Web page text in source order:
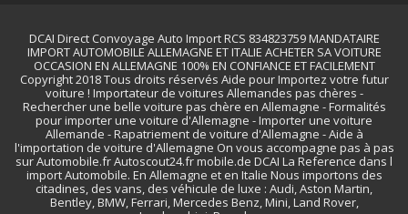
DCAI Direct Convoyage Auto Import RCS 834823759 MANDATAIRE
IMPORT AUTOMOBILE ALLEMAGNE ET ITALIE ACHETER SA VOITURE
OCCASION EN ALLEMAGNE 100% EN CONFIANCE ET FACILEMENT
Copyright 2018 Tous droits réservés Aide pour Importez votre futur
voiture ! Importateur de voitures Allemandes pas chères -
Rechercher une belle voiture pas chère en Allemagne - Formalités
pour importer une voiture d'Allemagne - Importer une voiture
Allemande - Rapatriement de voiture d'Allemagne - Aide à
l'importation de voiture d'Allemagne On vous accompagne pas à pas
sur Automobile.fr Autoscout24.fr mobile.de DCAI La Reference dans l
import Automobile. En Allemagne et en Italie Nous importons des
citadines, des vans, des véhicule de luxe : Audi, Aston Martin,
Bentley, BMW, Ferrari, Mercedes Benz, Mini, Land Rover,